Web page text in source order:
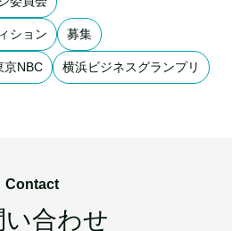
ション 募集
京NBC 横浜ビジネスグランプリ
Contact
い合わせ